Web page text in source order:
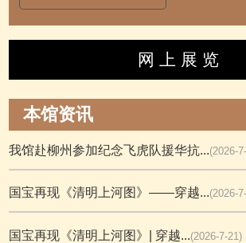
网 上 展 览
本馆资讯
我馆赴柳州参加纪念飞虎队援华抗...(2026-
国宝再现《清明上河图》——穿越...(2026-
国宝再现《清明上河图》| 穿越...(2026-7-21)